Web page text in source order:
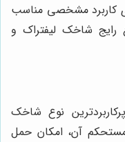
کاربرد مشخصی مناسب
شاخک لیفتراک و
نوع شاخک
آن، امکان حمل